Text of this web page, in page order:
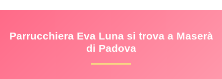
Parrucchiera Eva Luna si trova a Maserà
di Padova